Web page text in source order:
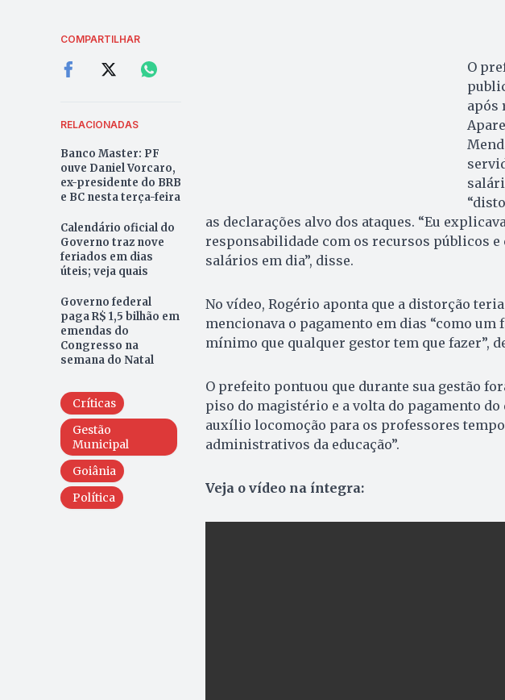
COMPARTILHAR
RELACIONADAS
Banco Master: PF
ouve Daniel Vorcaro,
ex-presidente do BRB
e BC nesta terça-feira
Calendário oficial do
Governo traz nove
feriados em dias
úteis; veja quais
Governo federal
paga R$ 1,5 bilhão em
emendas do
Congresso na
semana do Natal
Críticas
Gestão
Municipal
Goiânia
Política
O
após
as declarações alvo dos ataques. “Eu
responsabilidade com os recursos públicos
salários em dia”, disse.
No vídeo, Rogério aponta que a distorção
mencionava o pagamento em dias “como um
mínimo que qualquer gestor tem que fazer”,
O prefeito pontuou que durante sua gestão
piso do magistério e a volta do pagamento
auxílio locomoção para os professores
administrativos da educação”.
Veja o vídeo na íntegra: